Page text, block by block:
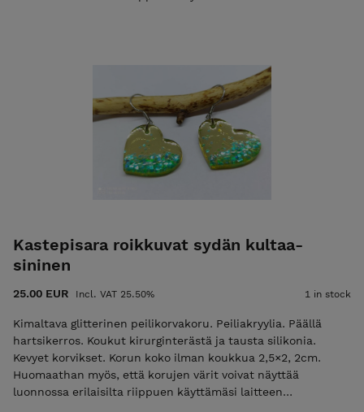
Kastepisara roikkuvat sydän kultaa-
sininen
25.00 EUR Incl. VAT 25.50% 1 in stock
Kimaltava glitterinen peilikorvakoru. Peiliakryylia. Päällä
hartsikerros. Koukut kirurginterästä ja tausta silikonia.
Kevyet korvikset. Korun koko ilman koukkua 2,5×2, 2cm.
Huomaathan myös, että korujen värit voivat näyttää
luonnossa erilaisilta riippuen käyttämäsi laitteen